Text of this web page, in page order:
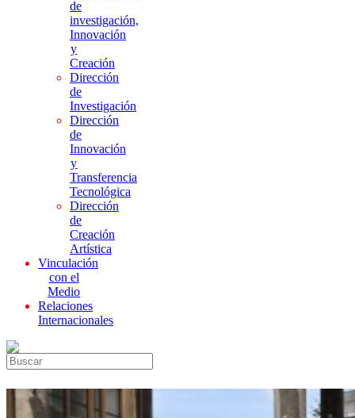
de
investigación,
Innovación
y
Creación
Dirección
de
Investigación
Dirección
de
Innovación
y
Transferencia
Tecnológica
Dirección
de
Creación
Artística
Vinculación
con el
Medio
Relaciones
Internacionales